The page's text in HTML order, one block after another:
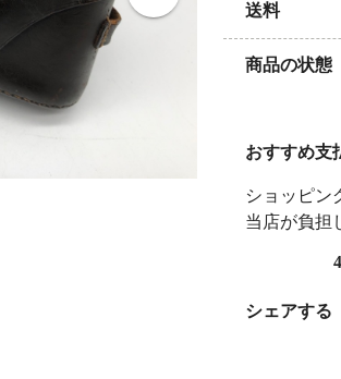
送料
商品の状態
おすすめ支
ショッピン
当店が負担
シェアする